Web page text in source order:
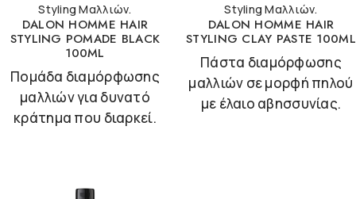
Styling Μαλλιών.
DALON HOMME HAIR
STYLING POMADE BLACK
100ML
Πομάδα διαμόρφωσης
μαλλιών για δυνατό
κράτημα που διαρκεί.
Styling Μαλλιών.
DALON HOMME HAIR
STYLING CLAY PASTE 100ML
Πάστα διαμόρφωσης
μαλλιών σε μορφή πηλού
με έλαιο αβησσυνίας.